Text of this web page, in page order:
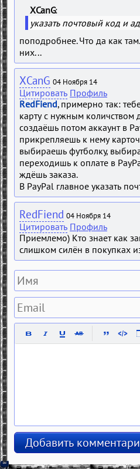
XCanG
указать почтовый код и
поподробнее. Что да как
них...
XCanG 04 Ноября 14
Цитировать Профиль
RedFiend, примерно так:
карту с нужным количством
создаёшь потом аккаунт в
прикрепляешь к нему
выбираешь футболку,
переходишь к оплате в
ждёшь заказа.
В PayPal главное указать
RedFiend 04 Ноября 14
Цитировать Профиль
Приемлемо) Кто знает как
слишком силён в покупках